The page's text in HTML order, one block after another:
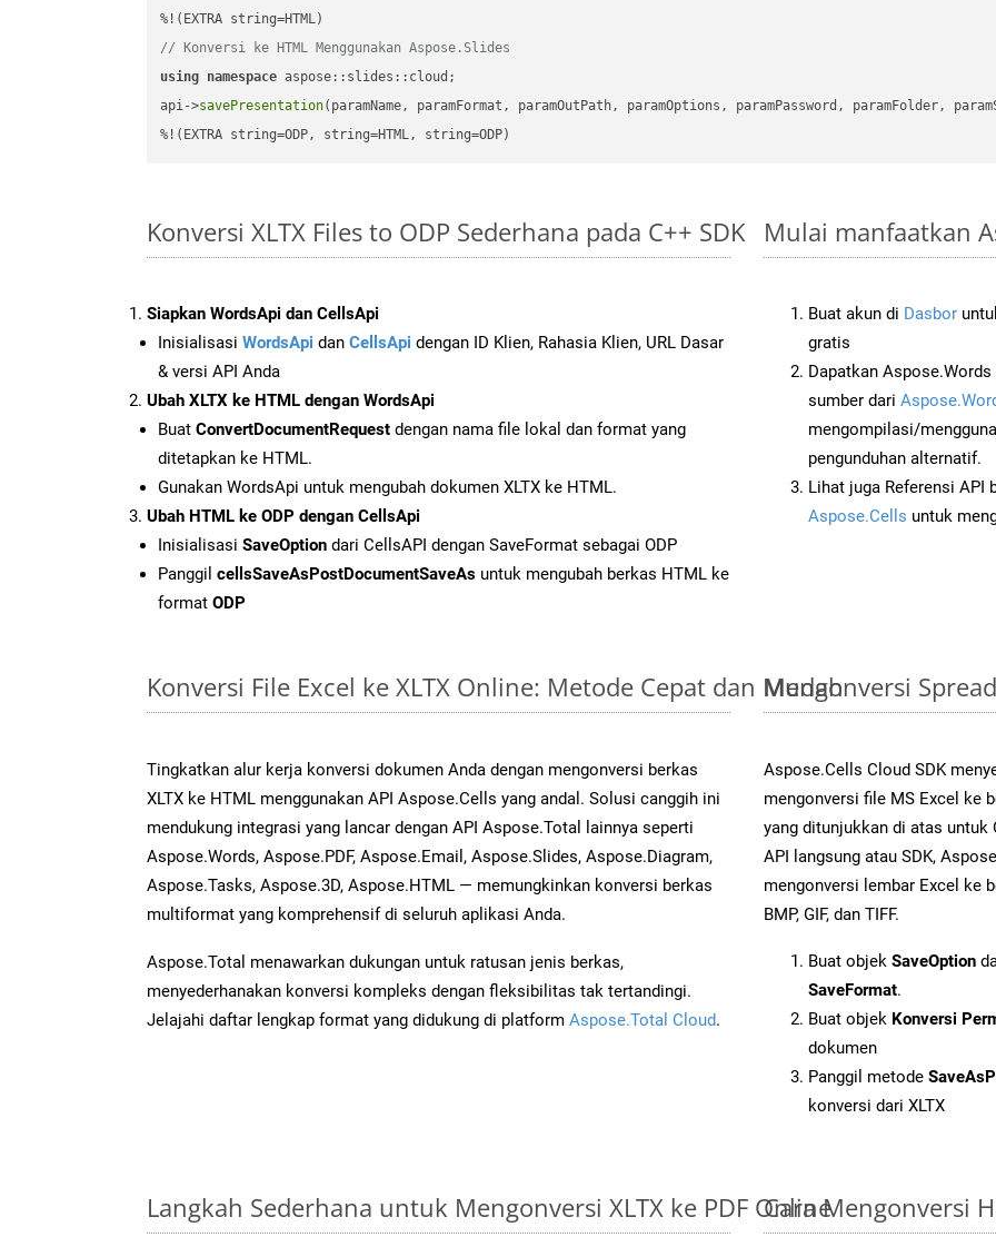
// Konversi ke HTML Menggunakan Aspose.Slides
using namespace aspose::slides::cloud;
api->savePresentation(paramName, paramFormat, paramOutPath, paramOptions, paramPassword, paramFolder,
%!(EXTRA string=ODP, string=HTML, string=ODP)
Konversi XLTX Files to ODP Sederhana pada C++ SDK
Siapkan WordsApi dan CellsApi
Inisialisasi WordsApi dan CellsApi dengan ID Klien, Rahasia Klien, URL Dasar
& versi API Anda
Ubah XLTX ke HTML dengan WordsApi
Buat ConvertDocumentRequest dengan nama file lokal dan format yang
ditetapkan ke HTML.
Gunakan WordsApi untuk mengubah dokumen XLTX ke HTML.
Ubah HTML ke ODP dengan CellsApi
Inisialisasi SaveOption dari CellsAPI dengan SaveFormat sebagai ODP
Panggil cellsSaveAsPostDocumentSaveAs untuk mengubah berkas HTML ke
format ODP
Mulai manfaatkan
Buat akun di Dasbor
gratis
Dapatkan
sumber dari
mengompilasi/
pengunduhan alternatif.
Lihat juga Referensi API
Aspose.Cells untuk
Konversi File Excel ke XLTX Online: Metode Cepat dan Mudah
Tingkatkan alur kerja konversi dokumen Anda dengan mengonversi berkas
XLTX ke HTML menggunakan API Aspose.Cells yang andal. Solusi canggih ini
mendukung integrasi yang lancar dengan API Aspose.Total lainnya seperti
Aspose.Words, Aspose.PDF, Aspose.Email, Aspose.Slides, Aspose.Diagram,
Aspose.Tasks, Aspose.3D, Aspose.HTML — memungkinkan konversi berkas
multiformat yang komprehensif di seluruh aplikasi Anda.
Aspose.Total menawarkan dukungan untuk ratusan jenis berkas,
menyederhanakan konversi kompleks dengan fleksibilitas tak tertandingi.
Jelajahi daftar lengkap format yang didukung di platform Aspose.Total Cloud.
Mengonversi
Aspose.Cells Cloud SDK
mengonversi file MS Excel ke
yang ditunjukkan di atas untuk
API langsung atau SDK,
mengonversi lembar Excel ke
BMP, GIF, dan TIFF.
Buat objek SaveOption
SaveFormat.
Buat objek Konversi
dokumen
Panggil metode
konversi dari XLTX
Langkah Sederhana untuk Mengonversi XLTX ke PDF OnlineCara Mengonversi